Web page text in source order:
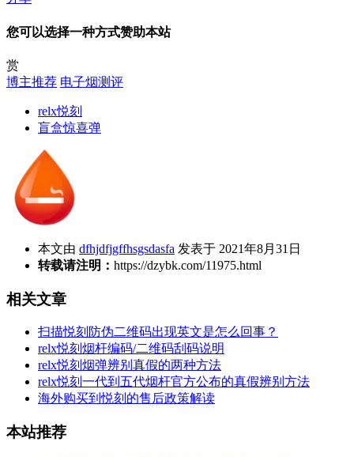
您可以选择一种方式赞助本站
赏
博主推荐 电子烟测评
relx悦刻
盲盒惊喜弹
本文由 dfhjdfjgffhsgsdasfa 发表于 2021年8月31日
转载请注明： https://dzybk.com/11975.html
相关文章
扫描悦刻防伪二维码出现英文是怎么回事？
relx悦刻烟杆编码/二维码刮码说明
relx悦刻烟弹辨别真假的两种方法
relx悦刻一代到五代烟杆官方公布的真假辨别方法
海外购买到悦刻的售后政策解读
本站推荐